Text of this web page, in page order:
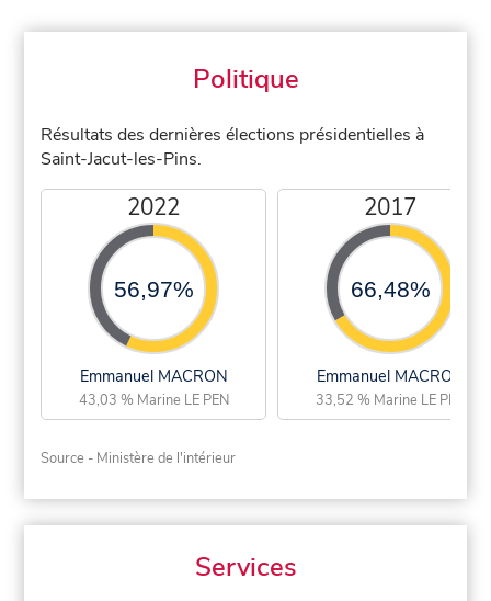
Politique
Résultats des dernières élections présidentielles à
Saint-Jacut-les-Pins.
2022
56,97%
Emmanuel MACRON
43,03 % Marine LE PEN
2017
66,48%
Emmanuel MACRON
33,52 % Marine LE PEN
Source - Ministère de l'intérieur
Services